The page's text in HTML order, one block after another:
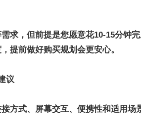
求，但前提是您愿意花10-15分钟
提前做好购买规划会更安心。
议
方式、屏幕交互、便携性和适用